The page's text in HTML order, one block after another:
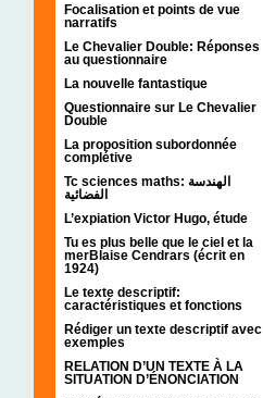
Focalisation et points de vue
narratifs
Le Chevalier Double: Réponses
au questionnaire
La nouvelle fantastique
Questionnaire sur Le Chevalier
Double
La proposition subordonnée
complétive
Tc sciences maths: الهندسة
الفضائية
L’expiation Victor Hugo, étude
Tu es plus belle que le ciel et la
merBlaise Cendrars (écrit en
1924)
Le texte descriptif:
caractéristiques et fonctions
Rédiger un texte descriptif avec
exemples
RELATION D’UN TEXTE À LA
SITUATION D’ÉNONCIATION